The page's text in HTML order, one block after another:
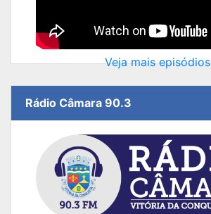
Veja mais episódios
Rádio Câmara 90.3